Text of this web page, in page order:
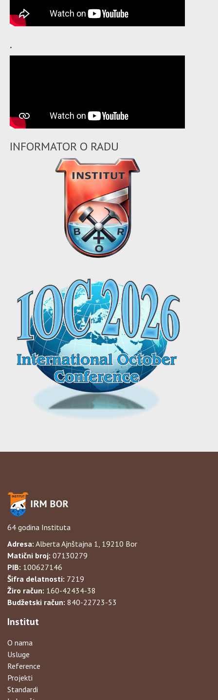
.
INFORMATOR O RADU
64 godina Instituta
Adresa: Alberta Ajnštajna 1, 19210 Bor
Matični broj: 07130279
PIB: 100627146
Šifra delatnosti: 7219
Žiro račun: 160-42434-38
Budžetski račun: 840-22723-53
Institut
O nama
Usluge
Reference
Projekti
Standardi